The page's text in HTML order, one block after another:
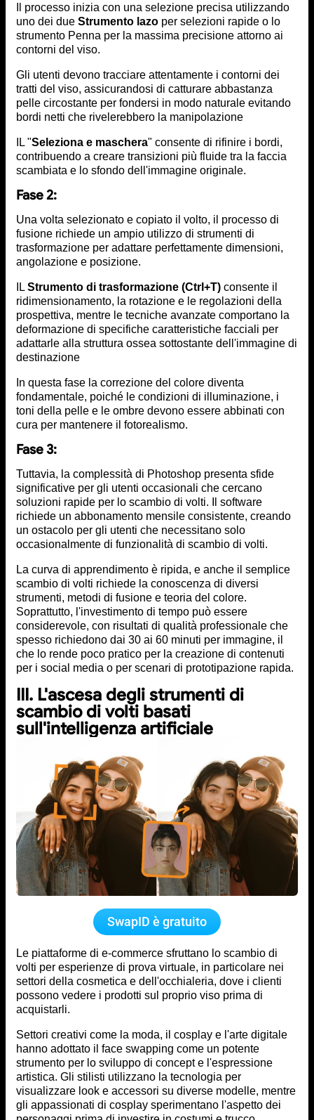
Il processo inizia con una selezione precisa utilizzando
uno dei due Strumento lazo per selezioni rapide o lo
strumento Penna per la massima precisione attorno ai
contorni del viso.
Gli utenti devono tracciare attentamente i contorni dei
tratti del viso, assicurandosi di catturare abbastanza
pelle circostante per fondersi in modo naturale evitando
bordi netti che rivelerebbero la manipolazione
IL "Seleziona e maschera" consente di rifinire i bordi,
contribuendo a creare transizioni più fluide tra la faccia
scambiata e lo sfondo dell'immagine originale.
Fase 2:
Una volta selezionato e copiato il volto, il processo di
fusione richiede un ampio utilizzo di strumenti di
trasformazione per adattare perfettamente dimensioni,
angolazione e posizione.
IL Strumento di trasformazione (Ctrl+T) consente il
ridimensionamento, la rotazione e le regolazioni della
prospettiva, mentre le tecniche avanzate comportano la
deformazione di specifiche caratteristiche facciali per
adattarle alla struttura ossea sottostante dell'immagine di
destinazione
In questa fase la correzione del colore diventa
fondamentale, poiché le condizioni di illuminazione, i
toni della pelle e le ombre devono essere abbinati con
cura per mantenere il fotorealismo.
Fase 3:
Tuttavia, la complessità di Photoshop presenta sfide
significative per gli utenti occasionali che cercano
soluzioni rapide per lo scambio di volti. Il software
richiede un abbonamento mensile consistente, creando
un ostacolo per gli utenti che necessitano solo
occasionalmente di funzionalità di scambio di volti.
La curva di apprendimento è ripida, e anche il semplice
scambio di volti richiede la conoscenza di diversi
strumenti, metodi di fusione e teoria del colore.
Soprattutto, l'investimento di tempo può essere
considerevole, con risultati di qualità professionale che
spesso richiedono dai 30 ai 60 minuti per immagine, il
che lo rende poco pratico per la creazione di contenuti
per i social media o per scenari di prototipazione rapida.
III. L'ascesa degli strumenti di
scambio di volti basati
sull'intelligenza artificiale
SwapID è gratuito
Le piattaforme di e-commerce sfruttano lo scambio di
volti per esperienze di prova virtuale, in particolare nei
settori della cosmetica e dell'occhialeria, dove i clienti
possono vedere i prodotti sul proprio viso prima di
acquistarli.
Settori creativi come la moda, il cosplay e l'arte digitale
hanno adottato il face swapping come un potente
strumento per lo sviluppo di concept e l'espressione
artistica. Gli stilisti utilizzano la tecnologia per
visualizzare look e accessori su diverse modelle, mentre
gli appassionati di cosplay sperimentano l'aspetto dei